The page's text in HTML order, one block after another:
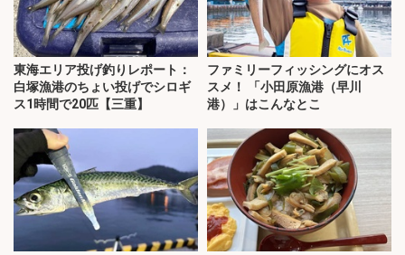
東海エリア投げ釣りレポート：
白塚漁港のちょい投げでシロギ
ス1時間で20匹【三重】
ファミリーフィッシングにオス
スメ！ 「小田原漁港（早川
港）」はこんなとこ